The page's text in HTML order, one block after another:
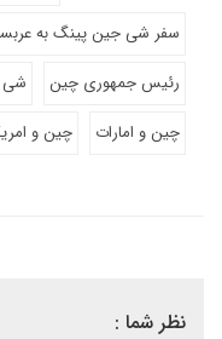
سفر شی جین پینگ به
رئیس جمهوری چین
شی
چین و امارات
چین و
نظر شما :